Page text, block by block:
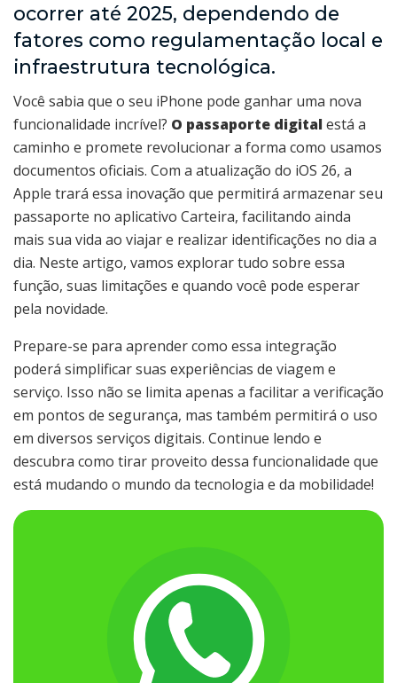
ocorrer até 2025, dependendo de
fatores como regulamentação local e
infraestrutura tecnológica.
Você sabia que o seu iPhone pode ganhar uma nova
funcionalidade incrível? O passaporte digital está a
caminho e promete revolucionar a forma como usamos
documentos oficiais. Com a atualização do iOS 26, a
Apple trará essa inovação que permitirá armazenar seu
passaporte no aplicativo Carteira, facilitando ainda
mais sua vida ao viajar e realizar identificações no dia a
dia. Neste artigo, vamos explorar tudo sobre essa
função, suas limitações e quando você pode esperar
pela novidade.
Prepare-se para aprender como essa integração
poderá simplificar suas experiências de viagem e
serviço. Isso não se limita apenas a facilitar a verificação
em pontos de segurança, mas também permitirá o uso
em diversos serviços digitais. Continue lendo e
descubra como tirar proveito dessa funcionalidade que
está mudando o mundo da tecnologia e da mobilidade!